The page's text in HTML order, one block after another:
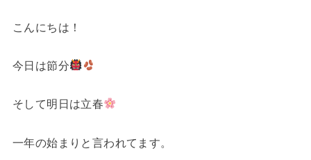
こんにちは！
今日は節分
そして明日は立春
一年の始まりと言われてます。